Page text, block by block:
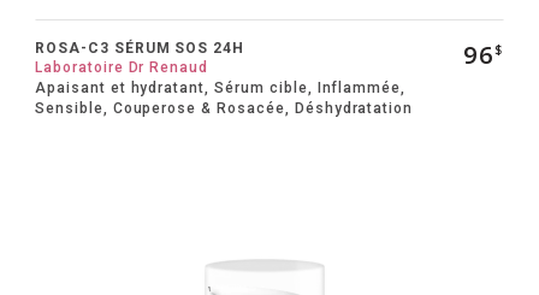
ROSA-C3 SÉRUM SOS 24H
Laboratoire Dr Renaud
Apaisant et hydratant, Sérum cible, Inflammée,
Sensible, Couperose & Rosacée, Déshydratation
96$